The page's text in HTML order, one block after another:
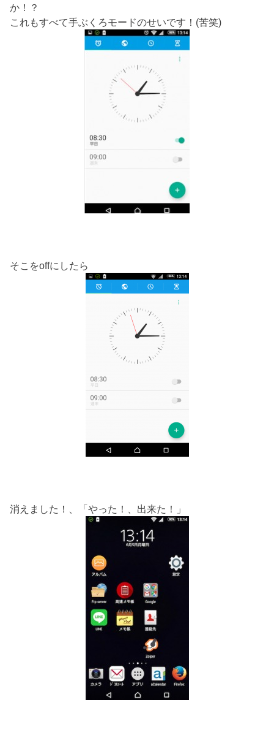
か！？
これもすべて手ぶくろモードのせいです！(苦笑)
そこをoffにしたら
消えました！、「やった！、出来た！」